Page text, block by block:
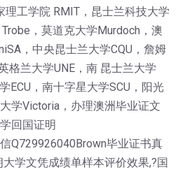
理工学院 RMIT，昆士兰科技大学
，莫道克大学Murdoch，澳
，中央昆士兰大学CQU，詹姆
格兰大学UNE，南 昆士兰大学
ECU，南十字星大学SCU，阳光
学Victoria，办理澳洲毕业证文
回国证明
Q729926040Brown毕业证书真
学文凭成绩单样本评价效果,?国